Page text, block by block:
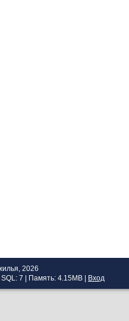
2026
7 | Память: 4.15MB Вход